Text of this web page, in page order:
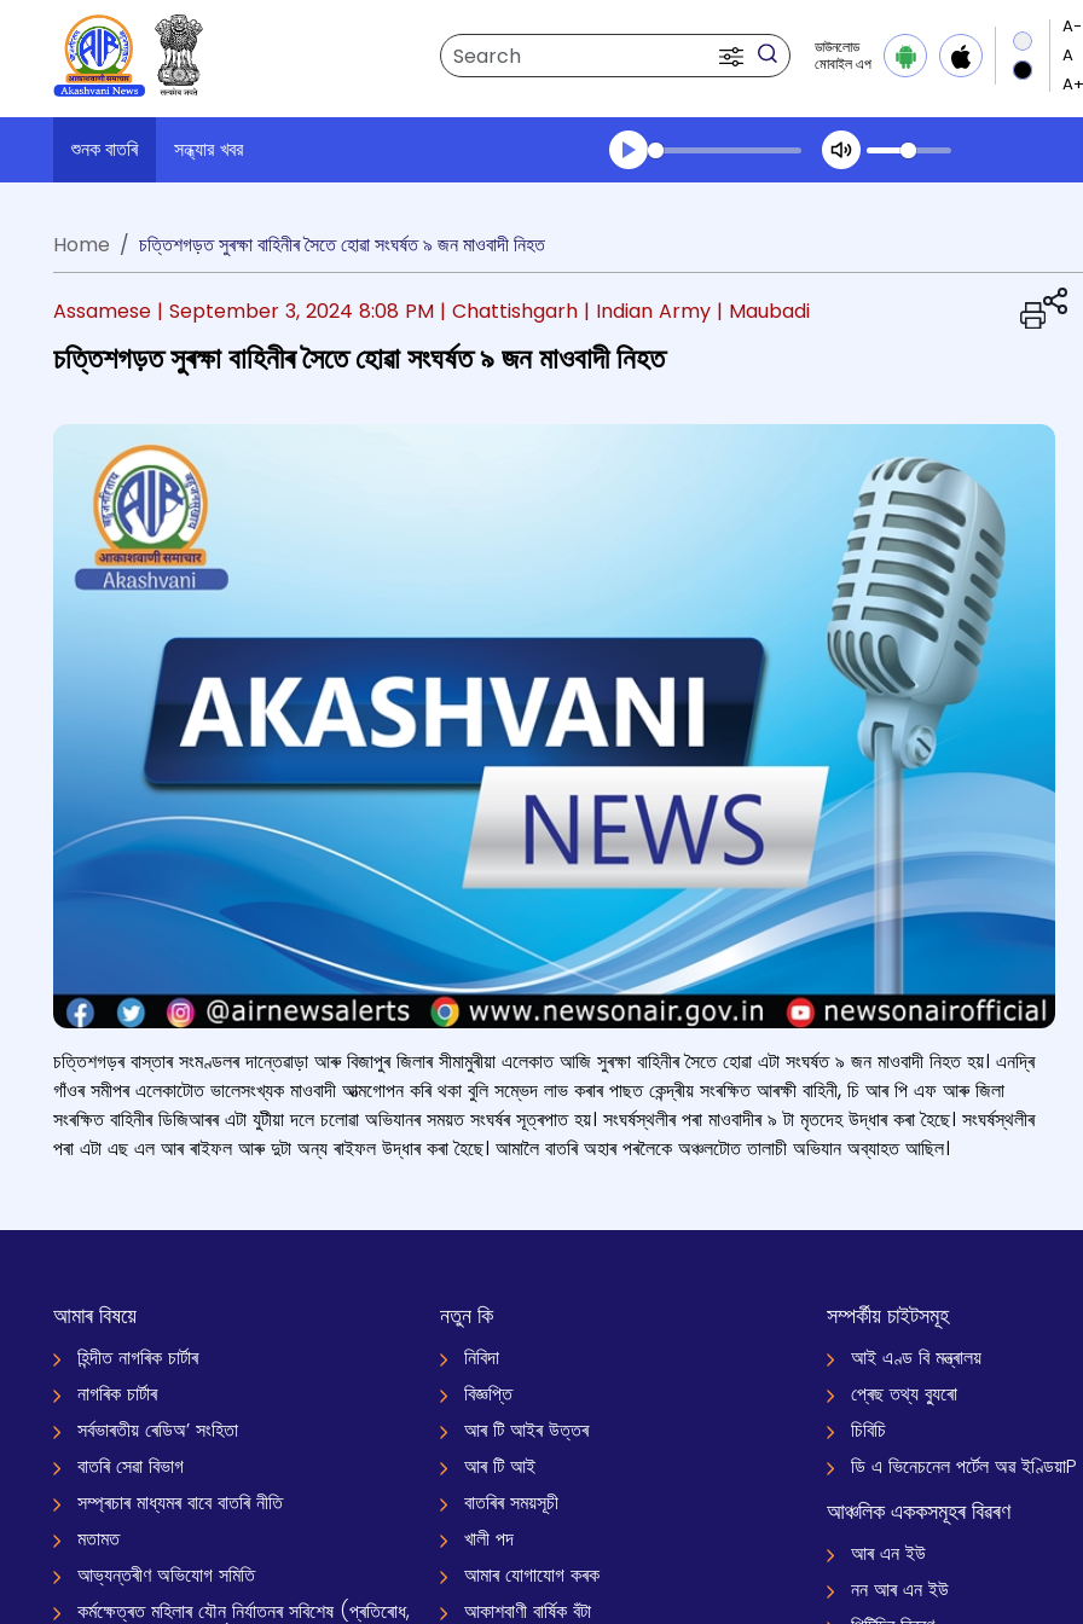
Search
ডাউনলোড
মোবাইল এপ
শুনক বাতৰি
সন্ধ্যার খবর
Transcript summary
Home
চত্তিশগড়ত সুৰক্ষা বাহিনীৰ সৈতে হোৱা সংঘৰ্ষত ৯ জন মাওবাদী নিহত
Assamese | September 3, 2024 8:08 PM | Chattishgarh | Indian Army | Maubadi
চত্তিশগড়ত সুৰক্ষা বাহিনীৰ সৈতে হোৱা সংঘৰ্ষত ৯ জন মাওবাদী নিহত
চত্তিশগড়ৰ বাস্তাৰ সংমণ্ডলৰ দান্তেৱাড়া আৰু বিজাপুৰ জিলাৰ সীমামুৰীয়া এলেকাত আজি সুৰক্ষা বাহিনীৰ সৈতে হোৱা এটা সংঘৰ্ষত ৯ জন মাওবাদী নিহত হয়। এনদ্ৰি
গাঁওৰ সমীপৰ এলেকাটোত ভালেসংখ্যক মাওবাদী আত্মগোপন কৰি থকা বুলি সম্ভেদ লাভ কৰাৰ পাছত কেন্দ্ৰীয় সংৰক্ষিত আৰক্ষী বাহিনী, চি আৰ পি এফ আৰু জিলা
সংৰক্ষিত বাহিনীৰ ডিজিআৰৰ এটা যুটীয়া দলে চলোৱা অভিযানৰ সময়ত সংঘৰ্ষৰ সূত্ৰপাত হয়। সংঘৰ্ষস্থলীৰ পৰা মাওবাদীৰ ৯ টা মৃতদেহ উদ্ধাৰ কৰা হৈছে। সংঘৰ্ষস্থলীৰ
পৰা এটা এছ এল আৰ ৰাইফল আৰু দুটা অন্য ৰাইফল উদ্ধাৰ কৰা হৈছে। আমালৈ বাতৰি অহাৰ পৰলৈকে অঞ্চলটোত তালাচী অভিযান অব্যাহত আছিল।
আমাৰ বিষয়ে
হিন্দীত নাগৰিক চাৰ্টাৰ
নাগৰিক চাৰ্টাৰ
সৰ্বভাৰতীয় ৰেডিঅ’ সংহিতা
বাতৰি সেৱা বিভাগ
সম্প্ৰচাৰ মাধ্যমৰ বাবে বাতৰি নীতি
মতামত
আভ্যন্তৰীণ অভিযোগ সমিতি
কৰ্মক্ষেত্ৰত মহিলাৰ যৌন নিৰ্যাতনৰ সবিশেষ (প্ৰতিৰোধ,
নতুন কি
নিবিদা
বিজ্ঞপ্তি
আৰ টি আইৰ উত্তৰ
আৰ টি আই
বাতৰিৰ সময়সূচী
খালী পদ
আমাৰ যোগাযোগ কৰক
আকাশবাণী বাৰ্ষিক বঁটা
সম্পৰ্কীয় চাইটসমূহ
আই এণ্ড বি মন্ত্ৰালয়
প্ৰেছ তথ্য ব্যুৰো
চিবিচি
ডি এ ভিনেচনেল পৰ্টেল অৱ ইণ্ডিয়াP
আঞ্চলিক এককসমূহৰ বিৱৰণ
আৰ এন ইউ
নন আৰ এন ইউ